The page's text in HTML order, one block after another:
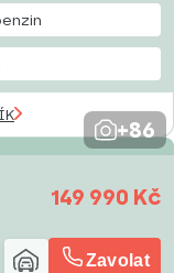
+86
149 990 Kč
Zavolat